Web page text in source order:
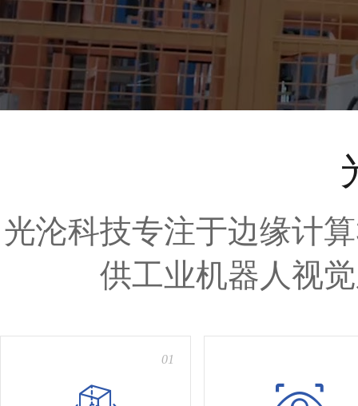
光沦科技专注于边缘计
供工业机器人视
01